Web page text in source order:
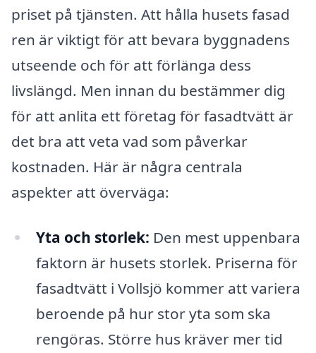
priset på tjänsten. Att hålla husets fasad
ren är viktigt för att bevara byggnadens
utseende och för att förlänga dess
livslängd. Men innan du bestämmer dig
för att anlita ett företag för fasadtvätt är
det bra att veta vad som påverkar
kostnaden. Här är några centrala
aspekter att överväga:
Yta och storlek: Den mest uppenbara
faktorn är husets storlek. Priserna för
fasadtvätt i Vollsjö kommer att variera
beroende på hur stor yta som ska
rengöras. Större hus kräver mer tid